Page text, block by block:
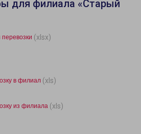
для филиала «Старый
(xlsx)
в филиал (xls)
из филиала (xls)